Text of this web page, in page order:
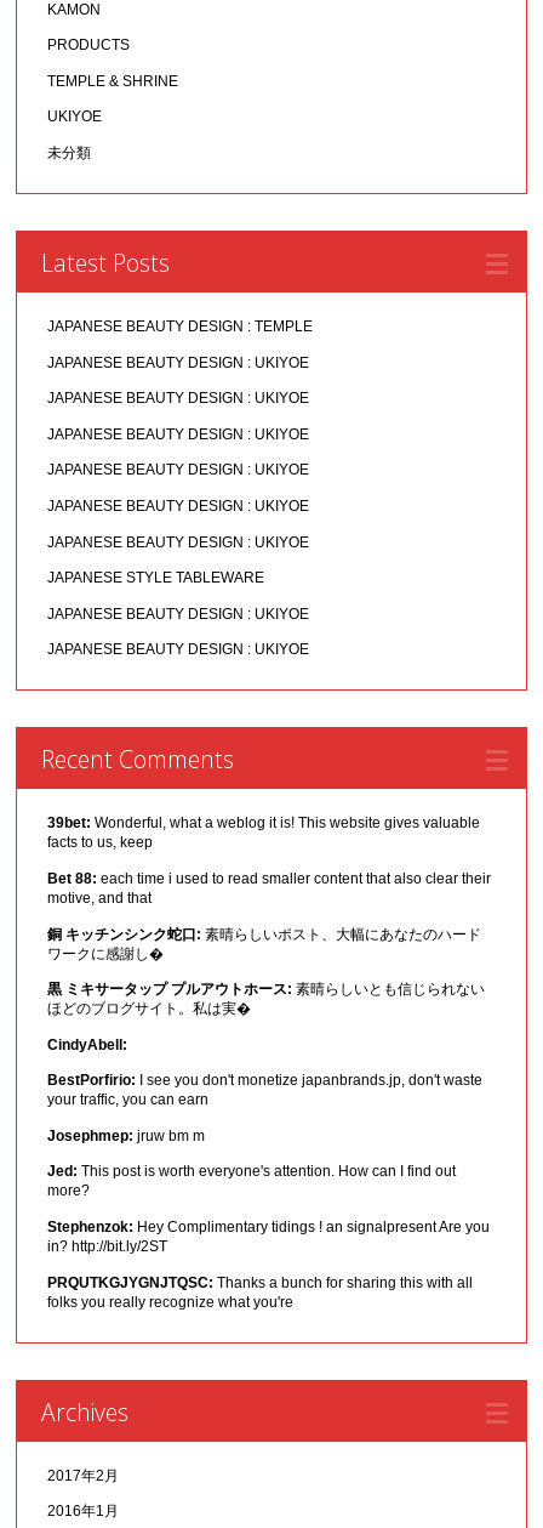
KAMON
PRODUCTS
TEMPLE & SHRINE
UKIYOE
未分類
Latest Posts
JAPANESE BEAUTY DESIGN : TEMPLE
JAPANESE BEAUTY DESIGN : UKIYOE
JAPANESE BEAUTY DESIGN : UKIYOE
JAPANESE BEAUTY DESIGN : UKIYOE
JAPANESE BEAUTY DESIGN : UKIYOE
JAPANESE BEAUTY DESIGN : UKIYOE
JAPANESE BEAUTY DESIGN : UKIYOE
JAPANESE STYLE TABLEWARE
JAPANESE BEAUTY DESIGN : UKIYOE
JAPANESE BEAUTY DESIGN : UKIYOE
Recent Comments
39bet: Wonderful, what a weblog it is! This website gives valuable
facts to us, keep
Bet 88: each time i used to read smaller content that also clear their
motive, and that
銅 キッチンシンク蛇口: 素晴らしいポスト、大幅にあなたのハード
ワークに感謝し�
黒 ミキサータップ プルアウトホース: 素晴らしいとも信じられない
ほどのブログサイト。私は実�
CindyAbell:
BestPorfirio:
I see you don't monetize japanbrands.jp, don't waste
your traffic, you can earn
Josephmep: jruw bm m
Jed: This post is worth everyone's attention. How can I find out
more?
Stephenzok: Hey Complimentary tidings ! an signalpresent Are you
in? http://bit.ly/2ST
PRQUTKGJYGNJTQSC: Thanks a bunch for sharing this with all
folks you really recognize what you're
Archives
2017年2月
2016年1月